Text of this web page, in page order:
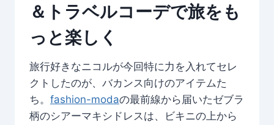
＆トラベルコーデで旅をも
っと楽しく
旅行好きなニコルが今回特に力を入れてセレ
クトしたのが、バカンス向けのアイテムた
ち。 fashion-modaの最前線から届いたゼブラ
柄のシアーマキシドレスは、ビキニの上から